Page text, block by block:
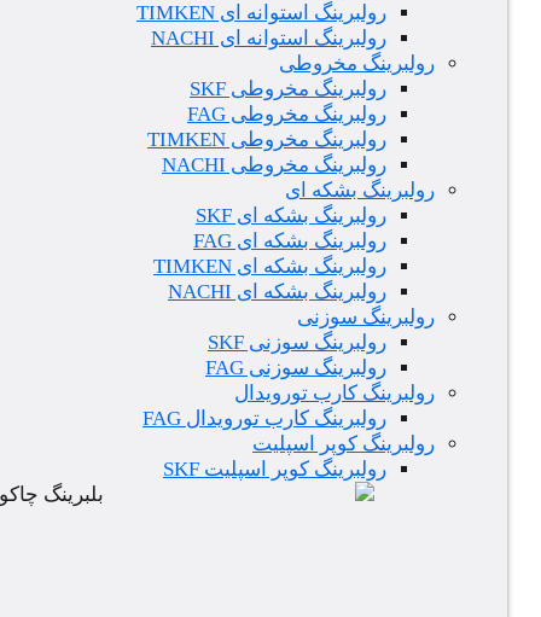
رولبرینگ استوانه ای TIMKEN
رولبرینگ استوانه ای NACHI
رولبرینگ مخروطی
رولبرینگ مخروطی SKF
رولبرینگ مخروطی FAG
رولبرینگ مخروطی TIMKEN
رولبرینگ مخروطی NACHI
رولبرینگ بشکه ای
رولبرینگ بشکه ای SKF
رولبرینگ بشکه ای FAG
رولبرینگ بشکه ای TIMKEN
رولبرینگ بشکه ای NACHI
رولبرینگ سوزنی
رولبرینگ سوزنی SKF
رولبرینگ سوزنی FAG
رولبرینگ کارب تورویدال
رولبرینگ کارب تورویدال FAG
رولبرینگ کوپر اسپلیت
رولبرینگ کوپر اسپلیت SKF